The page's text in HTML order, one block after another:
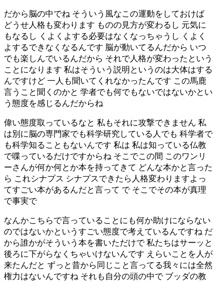
だから脳の中でね そういう風なこの運動をしておけば
どうせ人格も変わります ものの見方が変わるし 元気に
もなるし くよくよする必要はなくなっちゃうし くよく
よするできなくなるんです 脳が動いてるんだから いつ
でも楽しんでいるんだから それで人格が変わったという
ことになります 私はそういう説明というのは大体はする
んですけど 一人も聞いてくれなかったんです この馬鹿
言うこと聞くのかと 学者でも何でもないではないかとい
う態度を感じるんだからね
偉い態度取っているなと 私もそれに攻撃できません 私
は別に脳の専門家でも科学研究している人でも 科学者で
も科学知ることもないんです 私は 私は知っている仏教
で喋っているだけですからね そこでこの間 このワンリ
ーさんが何か何とか本を持ってきて どんな本かと言った
ら これシナプス シナプスできたら人格変わりますよっ
てすごい本があるんだと言って で そこでその本が真理
で事実で
なんかこちらで言っていることにも何か助けにならない
のではないかというすごい態度で考えているんですね だ
から誰かがそういう本を書いただけで 私たちはサーッと
後ろに下がらなくちゃいけないんです えらいことを人が
来たんだと ずっと昔から同じこと言ってる我々には全然
権力はないんですね それも自分の頭の中で ブッダの教